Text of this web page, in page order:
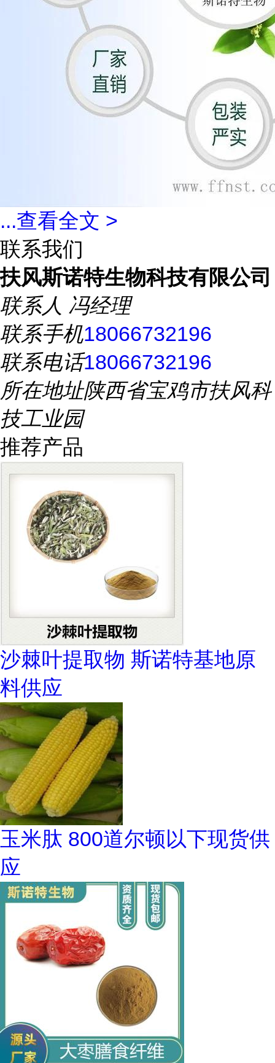
...查看全文 >
联系我们
扶风斯诺特生物科技有限公司
联系人 冯经理
联系手机18066732196
联系电话18066732196
所在地址陕西省宝鸡市扶风科
技工业园
推荐产品
沙棘叶提取物 斯诺特基地原
料供应
玉米肽 800道尔顿以下现货供
应